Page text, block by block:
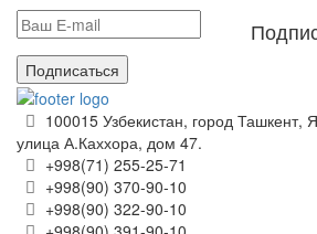
Подписаться
100015 Узбекистан, город Ташкент,
улица А.Каххора, дом 47.
+998(71) 255-25-71
+998(90) 370-90-10
+998(90) 322-90-10